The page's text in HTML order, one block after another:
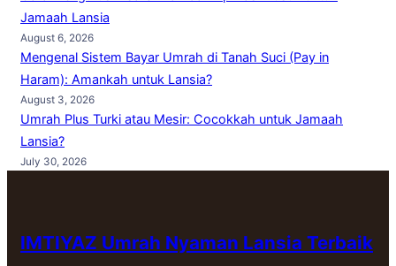
Jamaah Lansia
August 6, 2026
Mengenal Sistem Bayar Umrah di Tanah Suci (Pay in
Haram): Amankah untuk Lansia?
August 3, 2026
Umrah Plus Turki atau Mesir: Cocokkah untuk Jamaah
Lansia?
July 30, 2026
IMTIYAZ Umrah Nyaman Lansia Terbaik